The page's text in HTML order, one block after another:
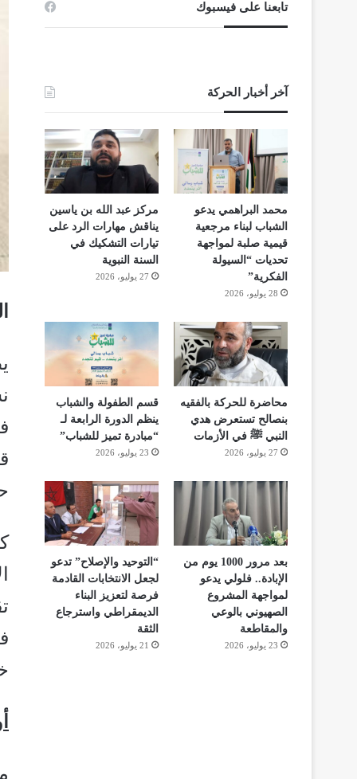
تابعنا على فيسبوك
آخر أخبار الحركة
محمد البراهمي يدعو
الشباب لبناء مرجعية
قيمية صلبة لمواجهة
تحديات “السيولة
الفكرية”
28 يوليو، 2026
مركز عبد الله بن ياسين
يناقش مهارات الرد على
تيارات التشكيك في
السنة النبوية
27 يوليو، 2026
محاضرة للحركة بالفقيه
بنصالح تستعرض هدي
النبي ﷺ في الأزمات
27 يوليو، 2026
قسم الطفولة والشباب
ينظم الدورة الرابعة لـ
“مبادرة تميز للشباب”
23 يوليو، 2026
بعد مرور 1000 يوم من
الإبادة.. فلولي يدعو
لمواجهة المشروع
الصهيوني بالوعي
والمقاطعة
23 يوليو، 2026
“التوحيد والإصلاح” تدعو
لجعل الانتخابات القادمة
فرصة لتعزيز البناء
الديمقراطي واسترجاع
الثقة
21 يوليو، 2026